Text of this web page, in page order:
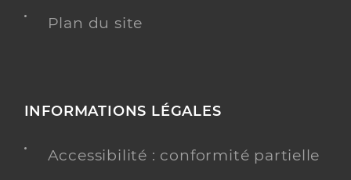
Plan du site
INFORMATIONS LÉGALES
Accessibilité : conformité partielle